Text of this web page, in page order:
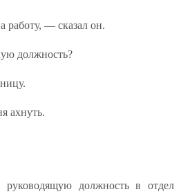
— сказал он.
должность?
ахнуть.
должность в отдел